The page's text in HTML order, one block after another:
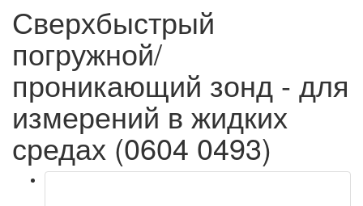
Сверхбыстрый
погружной/
проникающий зонд - для
измерений в жидких
средах (0604 0493)